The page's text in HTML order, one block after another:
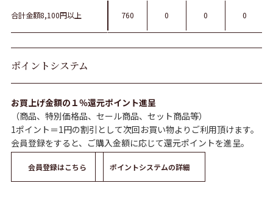
合計金額8,100円以上 760 0 0 0
ポイントシステム
お買上げ金額の１％還元ポイント進呈
（商品、特別価格品、セール商品、セット商品等）
1ポイント＝1円の割引として次回お買い物よりご利用頂けます。
会員登録をすると、ご購入金額に応じて還元ポイントを進呈。
会員登録はこちら ポイントシステムの詳細